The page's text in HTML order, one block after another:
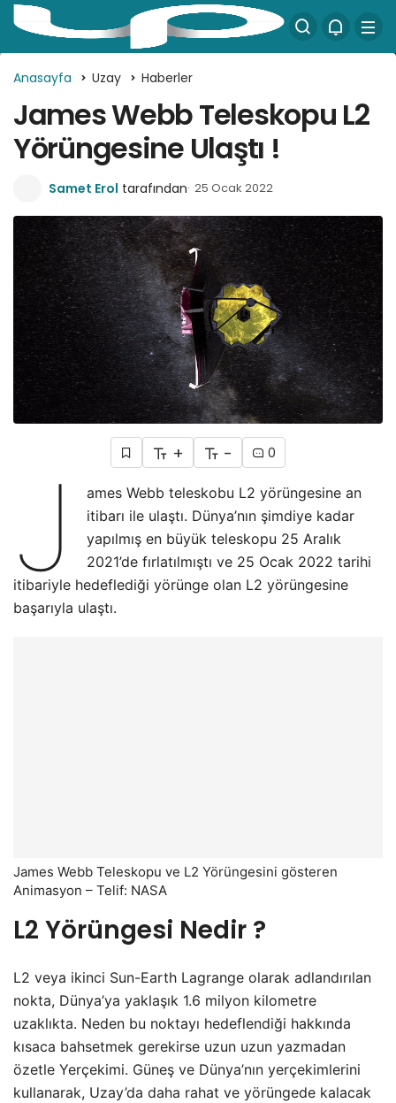
Anasayfa Uzay Haberler
James Webb Teleskopu L2
Yörüngesine Ulaştı !
Samet Erol tarafından 25 Ocak 2022
+ - 0
J
ames Webb teleskobu L2 yörüngesine an
itibarı ile ulaştı. Dünya’nın şimdiye kadar
yapılmış en büyük teleskopu 25 Aralık
2021’de fırlatılmıştı ve 25 Ocak 2022 tarihi
itibariyle hedeflediği yörünge olan L2 yörüngesine
başarıyla ulaştı.
James Webb Teleskopu ve L2 Yörüngesini gösteren
Animasyon – Telif: NASA
L2 Yörüngesi Nedir ?
L2 veya ikinci Sun-Earth Lagrange olarak adlandırılan
nokta, Dünya’ya yaklaşık 1.6 milyon kilometre
uzaklıkta. Neden bu noktayı hedeflendiği hakkında
kısaca bahsetmek gerekirse uzun uzun yazmadan
özetle Yerçekimi. Güneş ve Dünya’nın yerçekimlerini
kullanarak, Uzay’da daha rahat ve yörüngede kalacak